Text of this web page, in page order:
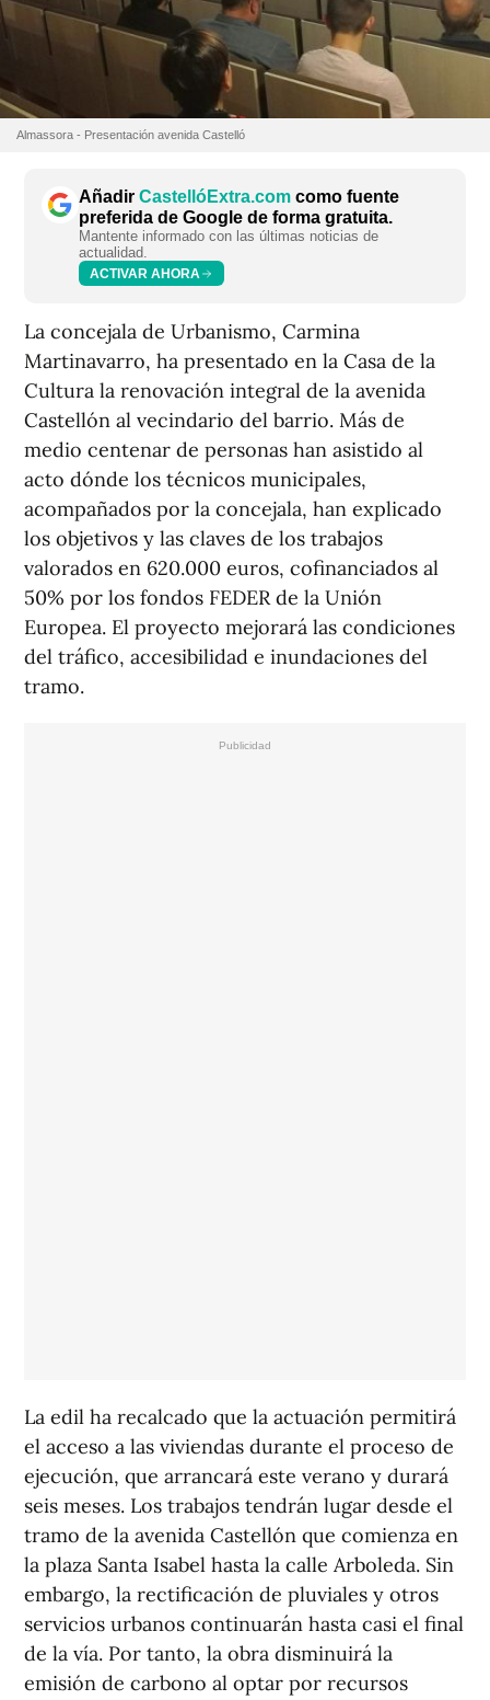
Almassora - Presentación avenida Castelló
Añadir CastellóExtra.com como fuente
preferida de Google de forma gratuita.
Mantente informado con las últimas noticias de
actualidad.
ACTIVAR AHORA
La concejala de Urbanismo, Carmina
Martinavarro, ha presentado en la Casa de la
Cultura la renovación integral de la avenida
Castellón al vecindario del barrio. Más de
medio centenar de personas han asistido al
acto dónde los técnicos municipales,
acompañados por la concejala, han explicado
los objetivos y las claves de los trabajos
valorados en 620.000 euros, cofinanciados al
50% por los fondos FEDER de la Unión
Europea. El proyecto mejorará las condiciones
del tráfico, accesibilidad e inundaciones del
tramo.
La edil ha recalcado que la actuación permitirá
el acceso a las viviendas durante el proceso de
ejecución, que arrancará este verano y durará
seis meses. Los trabajos tendrán lugar desde el
tramo de la avenida Castellón que comienza en
la plaza Santa Isabel hasta la calle Arboleda. Sin
embargo, la rectificación de pluviales y otros
servicios urbanos continuarán hasta casi el final
de la vía. Por tanto, la obra disminuirá la
emisión de carbono al optar por recursos